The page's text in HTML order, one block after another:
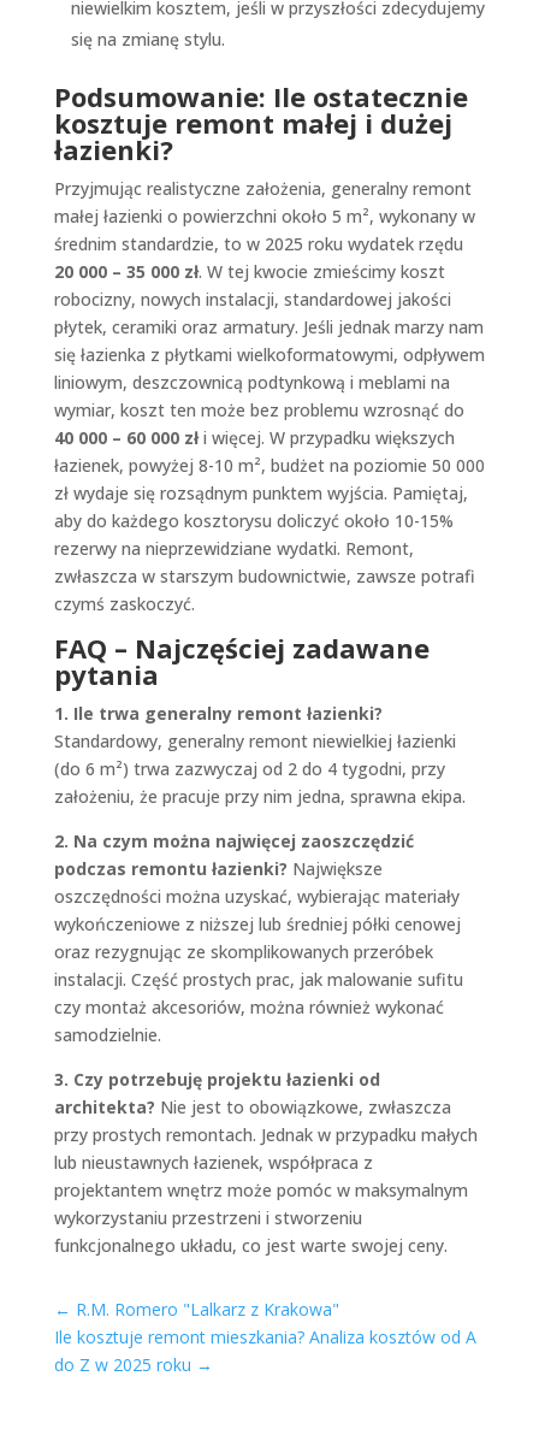
niewielkim kosztem, jeśli w przyszłości zdecydujemy
się na zmianę stylu.
Podsumowanie: Ile ostatecznie
kosztuje remont małej i dużej
łazienki?
Przyjmując realistyczne założenia, generalny remont
małej łazienki o powierzchni około 5 m², wykonany w
średnim standardzie, to w 2025 roku wydatek rzędu
20 000 – 35 000 zł. W tej kwocie zmieścimy koszt
robocizny, nowych instalacji, standardowej jakości
płytek, ceramiki oraz armatury. Jeśli jednak marzy nam
się łazienka z płytkami wielkoformatowymi, odpływem
liniowym, deszczownicą podtynkową i meblami na
wymiar, koszt ten może bez problemu wzrosnąć do
40 000 – 60 000 złi więcej. W przypadku większych
łazienek, powyżej 8-10 m², budżet na poziomie 50 000
zł wydaje się rozsądnym punktem wyjścia. Pamiętaj,
aby do każdego kosztorysu doliczyć około 10-15%
rezerwy na nieprzewidziane wydatki. Remont,
zwłaszcza w starszym budownictwie, zawsze potrafi
czymś zaskoczyć.
FAQ – Najczęściej zadawane
pytania
1. Ile trwa generalny remont łazienki?
Standardowy, generalny remont niewielkiej łazienki
(do 6 m²) trwa zazwyczaj od 2 do 4 tygodni, przy
założeniu, że pracuje przy nim jedna, sprawna ekipa.
2. Na czym można najwięcej zaoszczędzić
podczas remontu łazienki? Największe
oszczędności można uzyskać, wybierając materiały
wykończeniowe z niższej lub średniej półki cenowej
oraz rezygnując ze skomplikowanych przeróbek
instalacji. Część prostych prac, jak malowanie sufitu
czy montaż akcesoriów, można również wykonać
samodzielnie.
3. Czy potrzebuję projektu łazienki od
architekta? Nie jest to obowiązkowe, zwłaszcza
przy prostych remontach. Jednak w przypadku małych
lub nieustawnych łazienek, współpraca z
projektantem wnętrz może pomóc w maksymalnym
wykorzystaniu przestrzeni i stworzeniu
funkcjonalnego układu, co jest warte swojej ceny.
← R.M. Romero "Lalkarz z Krakowa"
Ile kosztuje remont mieszkania? Analiza kosztów od A
do Z w 2025 roku →